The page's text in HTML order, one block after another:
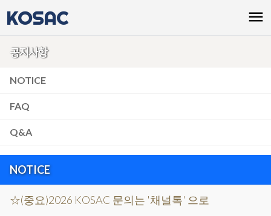
KOSAC menu
공지사항
NOTICE
FAQ
Q&A
NOTICE
☆(중요)2026 KOSAC 문의는 '채널톡' 으로